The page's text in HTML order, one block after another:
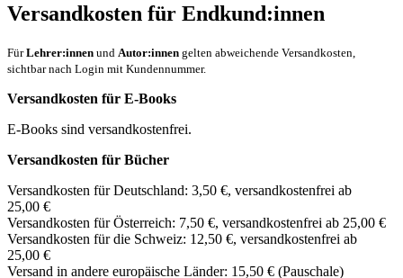
Versandkosten für Endkund:innen
FürLehrer:innen und Autor:innen gelten abweichende Versandkosten,
sichtbar nach Login mit Kundennummer.
Versandkosten für E-Books
E-Books sind versandkostenfrei.
Versandkosten für Bücher
Versandkosten für Deutschland: 3,50 €, versandkostenfrei ab
25,00 €
Versandkosten für Österreich: 7,50 €, versandkostenfrei ab 25,00 €
Versandkosten für die Schweiz: 12,50 €, versandkostenfrei ab
25,00 €
Versand in andere europäische Länder: 15,50 € (Pauschale)